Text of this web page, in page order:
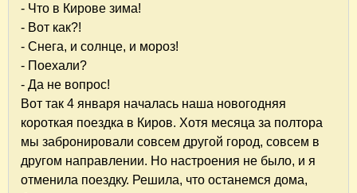
- Что в Кирове зима!
- Вот как?!
- Снега, и солнце, и мороз!
- Поехали?
- Да не вопрос!
Вот так 4 января началась наша новогодняя
короткая поездка в Киров. Хотя месяца за полтора
мы забронировали совсем другой город, совсем в
другом направлении. Но настроения не было, и я
отменила поездку. Решила, что останемся дома,